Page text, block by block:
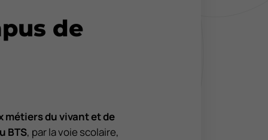
de
métiers du vivant et de
BTS, par la voie scolaire,